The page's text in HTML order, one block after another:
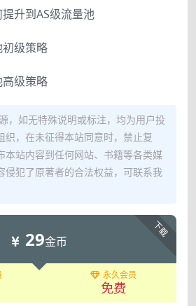
升到AS级流量池
级策略
级策略
，如无特殊说明或标注，均为用户投
织，在未征得本站同意时，禁止复
本站内容到任何网站、书籍等各类媒
侵犯了原著者的合法权益，可联系我
下载
29金币
永久会员
免费